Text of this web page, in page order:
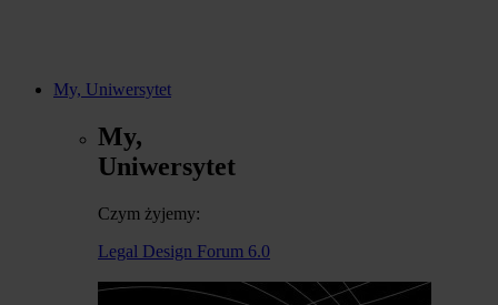
My, Uniwersytet
My,
Uniwersytet
Czym żyjemy:
Legal Design Forum 6.0